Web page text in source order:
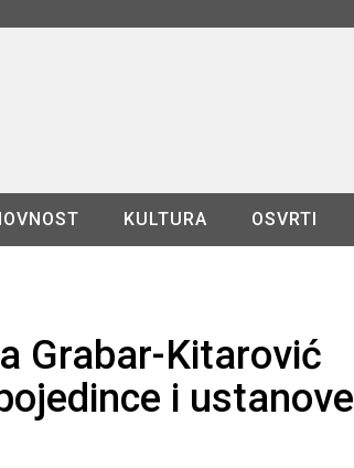
KULTURA OSVRTI
Grabar-Kitarović
i ustanove